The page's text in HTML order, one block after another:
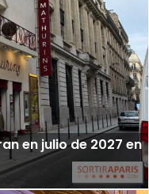
en julio de 2027 en